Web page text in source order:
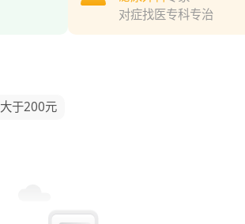
对症找医专科专治
大于200元